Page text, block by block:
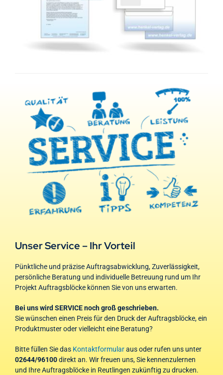
Unser Service – Ihr Vorteil
Pünktliche und präzise Auftragsabwicklung, Zuverlässigkeit,
persönliche Beratung und individuelle Betreuung rund um Ihr
Projekt Auftragsblöcke können Sie von uns erwarten.
Bei uns wird SERVICE noch groß geschrieben.
Sie wünschen einen Preis für den Druck der Auftragsblöcke, ein
Produktmuster oder vielleicht eine Beratung?
Bitte füllen Sie das Kontaktformularaus oder rufen uns unter
02644/96100direkt an. Wir freuen uns, Sie kennenzulernen
und Ihre Auftragsblöcke in Reutlingen zukünftig zu drucken.